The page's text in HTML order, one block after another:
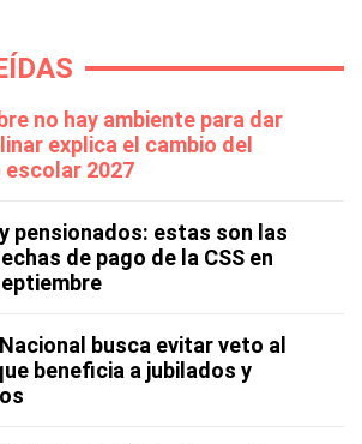
no hay ambiente para dar
explica el cambio del
2027
pensionados: estas son las
de pago de la CSS en
busca evitar veto al
beneficia a jubilados y